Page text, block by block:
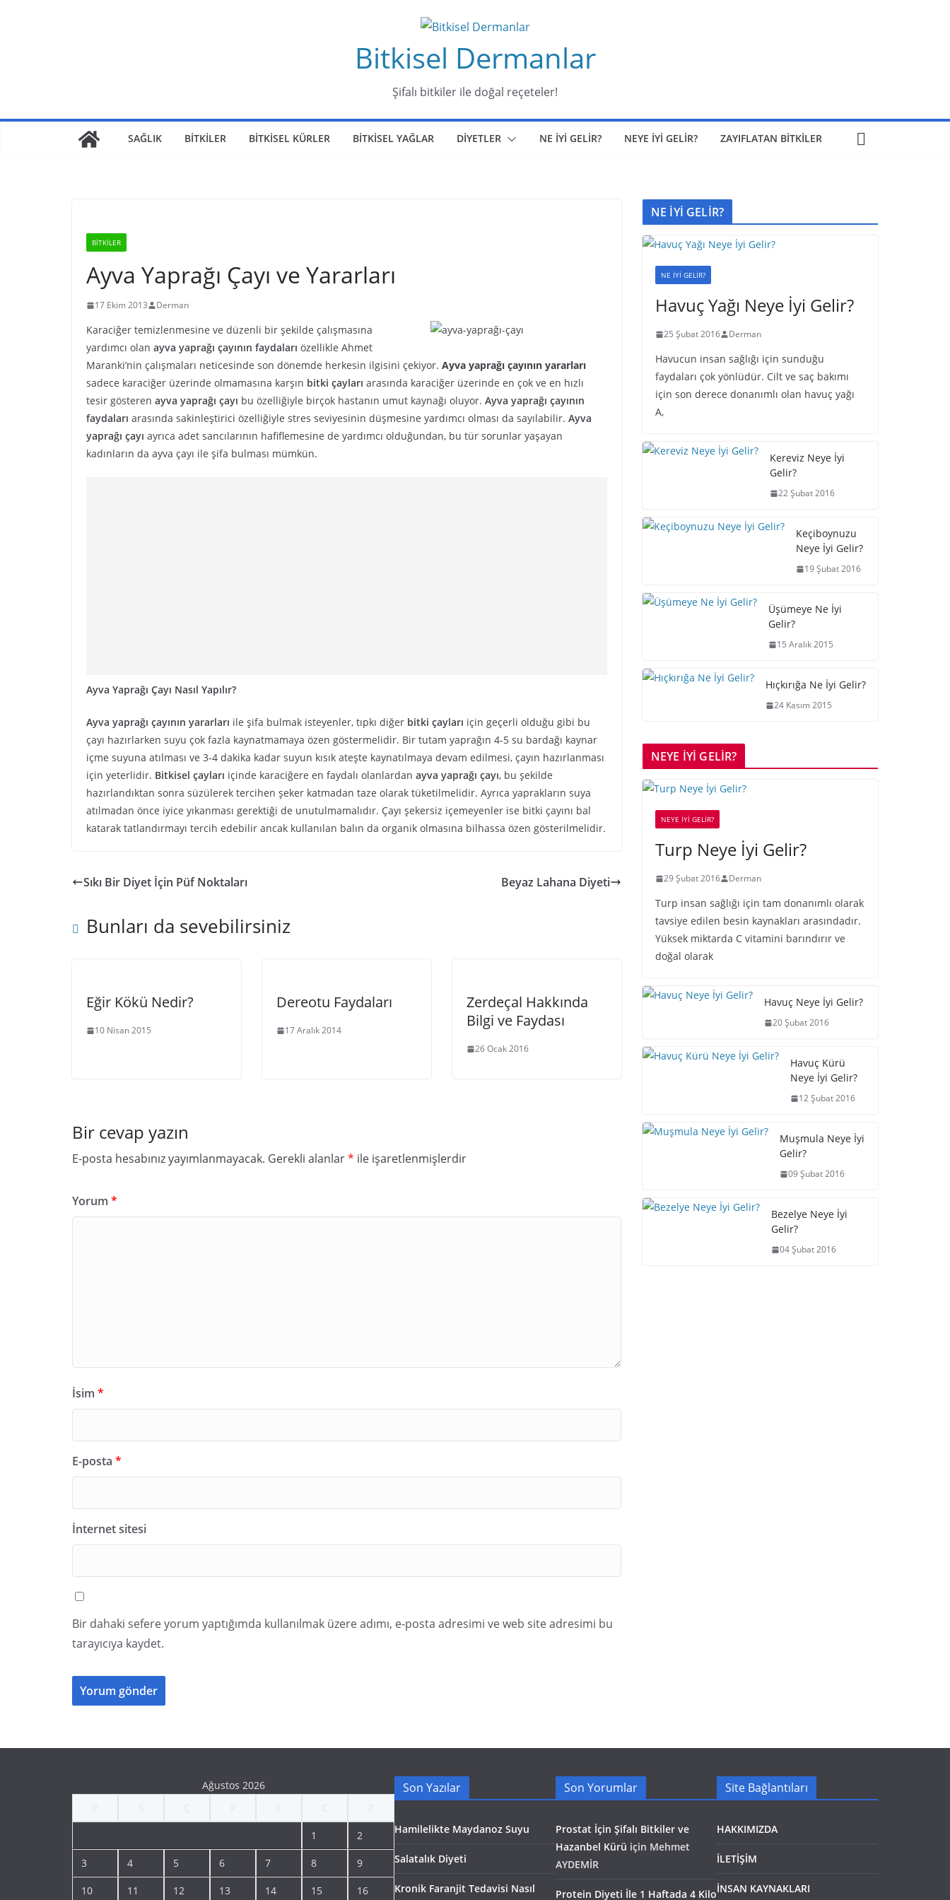
Bitkisel Dermanlar
Şifalı bitkiler ile doğal reçeteler!
SAĞLIK BİTKİLER BİTKİSEL KÜRLER BİTKİSEL YAĞLAR DİYETLER NE İYİ GELİR? NEYE İYİ GELİR? ZAYIFLATAN BİTKİLER
BİTKİLER
Ayva Yaprağı Çayı ve Yararları
17 Ekim 2013 Derman
Karaciğer temizlenmesine ve düzenli bir şekilde çalışmasına
yardımcı olan ayva yaprağı çayının faydaları özellikle Ahmet
Maranki’nin çalışmaları neticesinde son dönemde herkesin ilgisini çekiyor. Ayva yaprağı çayının yararları
sadece karaciğer üzerinde olmamasına karşın bitki çayları arasında karaciğer üzerinde en çok ve en hızlı
tesir gösteren ayva yaprağı çayı bu özelliğiyle birçok hastanın umut kaynağı oluyor. Ayva yaprağı çayının
faydaları arasında sakinleştirici özelliğiyle stres seviyesinin düşmesine yardımcı olması da sayılabilir. Ayva
yaprağı çayı ayrıca adet sancılarının hafiflemesine de yardımcı olduğundan, bu tür sorunlar yaşayan
kadınların da ayva çayı ile şifa bulması mümkün.
Ayva Yaprağı Çayı Nasıl Yapılır?
Ayva yaprağı çayının yararları ile şifa bulmak isteyenler, tıpkı diğer bitki çayları için geçerli olduğu gibi bu
çayı hazırlarken suyu çok fazla kaynatmamaya özen göstermelidir. Bir tutam yaprağın 4-5 su bardağı kaynar
içme suyuna atılması ve 3-4 dakika kadar suyun kısık ateşte kaynatılmaya devam edilmesi, çayın hazırlanması
için yeterlidir. Bitkisel çayları içinde karaciğere en faydalı olanlardan ayva yaprağı çayı, bu şekilde
hazırlandıktan sonra süzülerek tercihen şeker katmadan taze olarak tüketilmelidir. Ayrıca yaprakların suya
atılmadan önce iyice yıkanması gerektiği de unutulmamalıdır. Çayı şekersiz içemeyenler ise bitki çayını bal
katarak tatlandırmayı tercih edebilir ancak kullanılan balın da organik olmasına bilhassa özen gösterilmelidir.
Sıkı Bir Diyet İçin Püf Noktaları Beyaz Lahana Diyeti
Bunları da sevebilirsiniz
Eğir Kökü Nedir?
10 Nisan 2015
Dereotu Faydaları
17 Aralık 2014
Zerdeçal Hakkında
Bilgi ve Faydası
26 Ocak 2016
Bir cevap yazın
E-posta hesabınız yayımlanmayacak. Gerekli alanlar* ile işaretlenmişlerdir
Yorum *
İsim *
E-posta *
İnternet sitesi
Bir dahaki sefere yorum yaptığımda kullanılmak üzere adımı, e-posta adresimi ve web site adresimi bu
tarayıcıya kaydet.
NE İYİ GELİR?
NE İYİ GELİR?
Havuç Yağı Neye İyi Gelir?
25 Şubat 2016 Derman
Havucun insan sağlığı için sunduğu
faydaları çok yönlüdür. Cilt ve saç bakımı
için son derece donanımlı olan havuç yağı
A,
Kereviz Neye İyi
Gelir?
22 Şubat 2016
Keçiboynuzu
Neye İyi Gelir?
19 Şubat 2016
Üşümeye Ne İyi
Gelir?
15 Aralık 2015
Hıçkırığa Ne İyi Gelir?
24 Kasım 2015
NEYE İYİ GELİR?
NEYE İYİ GELİR?
Turp Neye İyi Gelir?
29 Şubat 2016 Derman
Turp insan sağlığı için tam donanımlı olarak
tavsiye edilen besin kaynakları arasındadır.
Yüksek miktarda C vitamini barındırır ve
doğal olarak
Havuç Neye İyi Gelir?
20 Şubat 2016
Havuç Kürü
Neye İyi Gelir?
12 Şubat 2016
Muşmula Neye İyi
Gelir?
09 Şubat 2016
Bezelye Neye İyi
Gelir?
04 Şubat 2016
Ağustos 2026
1 2
3 4 5 6 7 8 9
10 11 12 13 14 15 16
Son Yazılar
Hamilelikte Maydanoz Suyu
Salatalık Diyeti
Kronik Faranjit Tedavisi Nasıl
Son Yorumlar
Prostat İçin Şifalı Bitkiler ve
Hazanbel Kürü için Mehmet
AYDEMİR
Protein Diyeti İle 1 Haftada 4 Kilo
Site Bağlantıları
HAKKIMIZDA
İLETİŞİM
İNSAN KAYNAKLARI